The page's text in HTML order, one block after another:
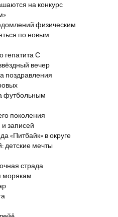
на конкурс
физическим
по новым
гепатита С
вечер
поздравления
футбольным
поколения
записей
«Питбайк» в округе
детские мечты
страда
морякам